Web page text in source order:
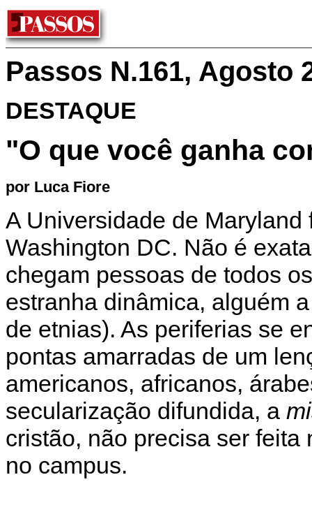
Passos N.161, Agosto
DESTAQUE
"O que você ganha
por Luca Fiore
A Universidade de
Washington DC. Não é
chegam pessoas de todos
estranha dinâmica, alguém
de etnias). As periferias se
pontas amarradas de um
americanos, africanos,
secularização difundida, a
cristão, não precisa ser
no campus.